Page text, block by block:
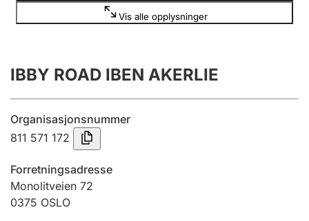
Årsrekneskap
Innsending og forseinkingsgebyr
Tinglysing
Jeger
Vis alle opplysninger
IBBY ROAD IBEN AKERLIE
Organisasjonsnummer
811 571 172
Forretningsadresse
Monolitveien 72
0375 OSLO